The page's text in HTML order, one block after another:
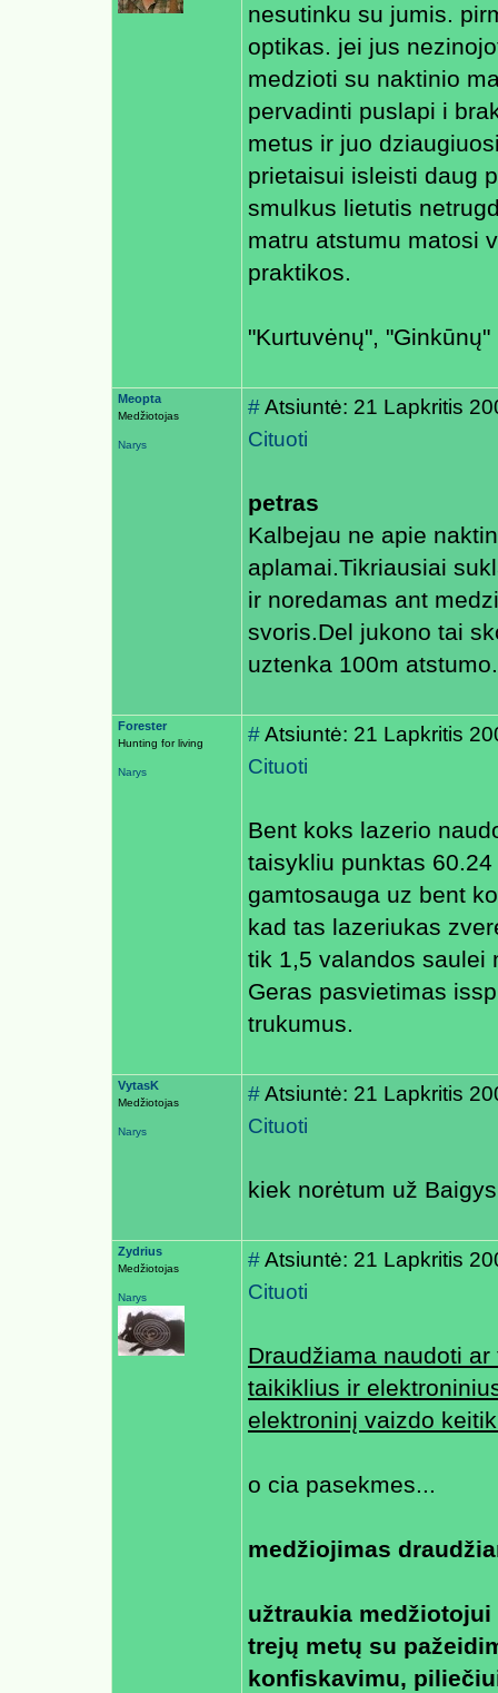
nesutinku su jumis.
optikas. jei jus
medzioti su naktinio
pervadinti puslapi i
metus ir juo
prietaisui isleisti daug
smulkus lietutis
matru atstumu matosi
praktikos.
"Kurtuvėnų",
Meopta
Medžiotojas
Narys
#Atsiuntė: 21 Lapkritis
Cituoti
petras
Kalbejau ne apie
aplamai.Tikriausiai
ir noredamas ant
svoris.Del jukono tai
uztenka 100m atstumo.
Forester
Hunting for living
Narys
#Atsiuntė: 21 Lapkritis
Cituoti
Bent koks lazerio
taisykliu punktas
gamtosauga uz bent
kad tas lazeriukas
tik 1,5 valandos saulei
Geras pasvietimas
trukumus.
VytasK
Medžiotojas
Narys
#Atsiuntė: 21 Lapkritis
Cituoti
kiek norėtum už
Zydrius
Medžiotojas
Narys
#Atsiuntė: 21 Lapkritis
Cituoti
Draudžiama naudoti
taikiklius ir
elektroninį vaizdo
o cia pasekmes...
medžiojimas
užtraukia
trejų metų su
konfiskavimu,